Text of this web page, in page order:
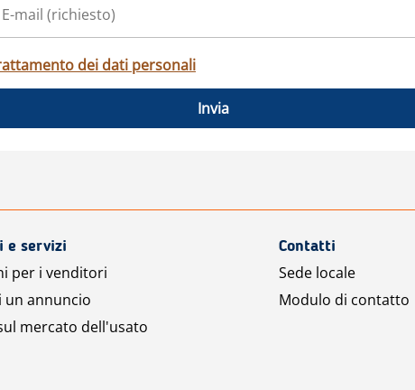
dei dati personali
Invia
e servizi
per i venditori
un annuncio
mercato dell'usato
Contatti
Sede locale
Modulo di contatto